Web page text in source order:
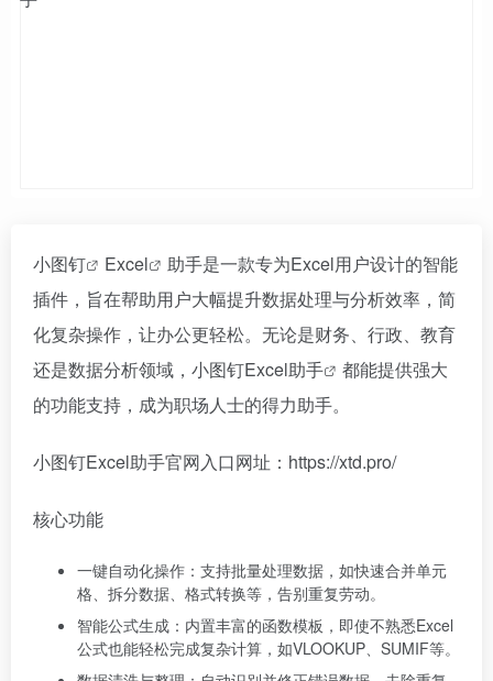
小图钉 Excel
助手是一款专为Excel用户设计的智能
插件，旨在帮助用户大幅提升数据处理与分析效率，简
化复杂操作，让办公更轻松。无论是财务、行政、教育
还是数据分析领域， 小图钉Excel助手
都能提供强大
的功能支持，成为职场人士的得力助手。
小图钉Excel助手官网入口网址：https://xtd.pro/
核心功能
一键自动化操作：支持批量处理数据，如快速合并单元
格、拆分数据、格式转换等，告别重复劳动。
智能公式生成：内置丰富的函数模板，即使不熟悉Excel
公式也能轻松完成复杂计算，如VLOOKUP、SUMIF等。